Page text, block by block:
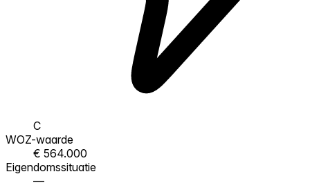
C
WOZ-waarde
€ 564.000
Eigendomssituatie